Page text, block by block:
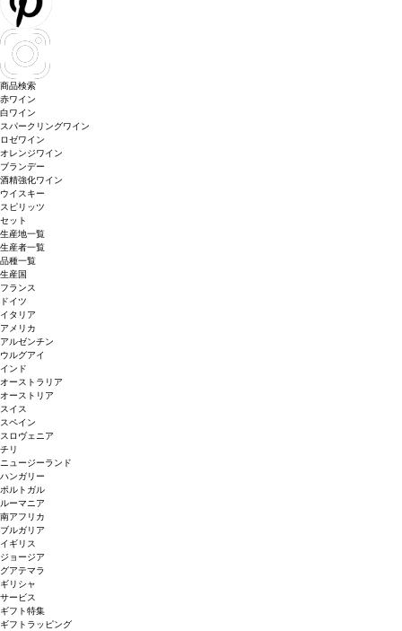
商品検索
赤ワイン
白ワイン
スパークリングワイン
ロゼワイン
オレンジワイン
ブランデー
酒精強化ワイン
ウイスキー
スピリッツ
セット
生産地一覧
生産者一覧
品種一覧
生産国
フランス
ドイツ
イタリア
アメリカ
アルゼンチン
ウルグアイ
インド
オーストラリア
オーストリア
スイス
スペイン
スロヴェニア
チリ
ニュージーランド
ハンガリー
ポルトガル
ルーマニア
南アフリカ
ブルガリア
イギリス
ジョージア
グアテマラ
ギリシャ
サービス
ギフト特集
ギフトラッピング